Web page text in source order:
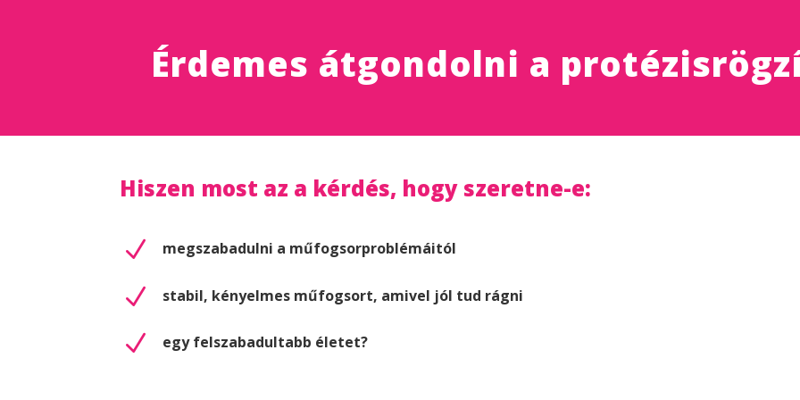
Érdemes átgondolni a
Hiszen most az a kérdés, hogy szeretne-e:
N megszabadulni a műfogsorproblémáitól
N stabil, kényelmes műfogsort, amivel jól tud rágni
N egy felszabadultabb életet?